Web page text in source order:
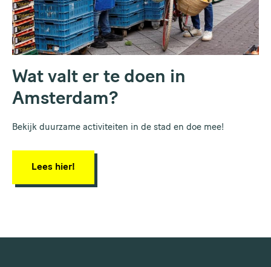
Wat valt er te doen in
Amsterdam?
Bekijk duurzame activiteiten in de stad en doe mee!
Lees hier!